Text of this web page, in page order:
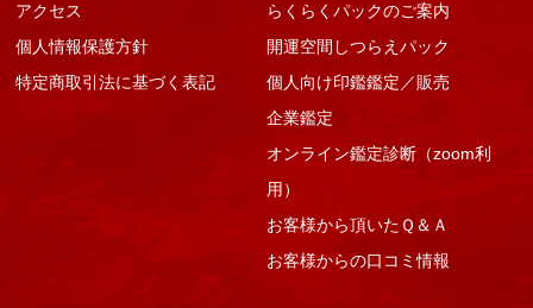
アクセス
個人情報保護方針
特定商取引法に基づく表記
らくらくパックのご案内
開運空間しつらえパック
個人向け印鑑鑑定／販売
企業鑑定
オンライン鑑定診断（zoom利
用）
お客様から頂いたＱ＆Ａ
お客様からの口コミ情報